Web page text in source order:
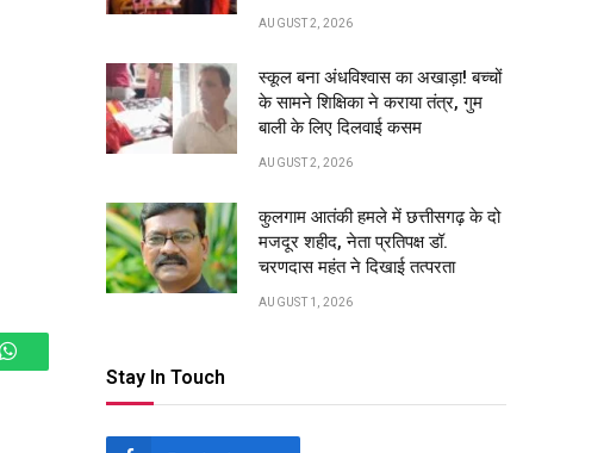
WhatsApp
AUGUST 2, 2026
स्कूल बना अंधविश्वास का अखाड़ा! बच्चों
के सामने शिक्षिका ने कराया तंत्र, गुम
बाली के लिए दिलवाई कसम
AUGUST 2, 2026
कुलगाम आतंकी हमले में छत्तीसगढ़ के दो
मजदूर शहीद, नेता प्रतिपक्ष डॉ.
चरणदास महंत ने दिखाई तत्परता
AUGUST 1, 2026
Stay In Touch